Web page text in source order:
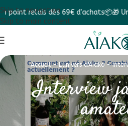
Skip to navigation
Skip to main content
relais dès 69€ d'achats📦🎁 Un
Accueil- L'univers d'Aïako-
Interview